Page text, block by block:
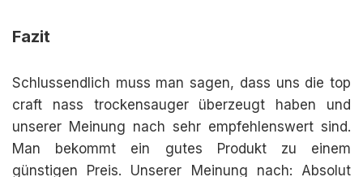
Fazit
Schlussendlich muss man sagen, dass uns die top
craft nass trockensauger überzeugt haben und
unserer Meinung nach sehr empfehlenswert sind.
Man bekommt ein gutes Produkt zu einem
günstigen Preis. Unserer Meinung nach: Absolut